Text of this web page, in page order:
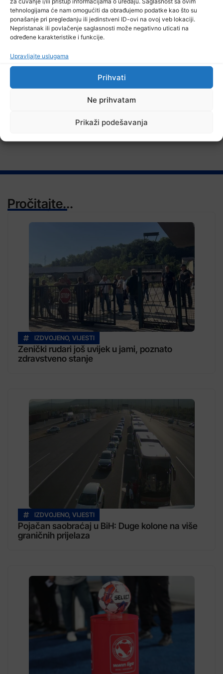
tehnologijama će nam omogućiti da obrađujemo podatke kao što su
ponašanje pri pregledanju ili jedinstveni ID-ovi na ovoj veb lokaciji.
Nepristanak ili povlačenje saglasnosti može negativno uticati na
određene karakteristike i funkcije.
Upravljajte uslugama
Prihvati
Ne prihvatam
Prikaži podešavanja
6 Augusta, 2026
Misija OSCE u BiH: Novinari moraju imati mogućnost da svoj posao
obavljaju slobodno i sigurno
TV RASPORED
Pročitajte...
IZDVOJENO, VIJESTI
Zenički rudari još uvijek u jami, poznato
zdravstveno stanje
IZDVOJENO, VIJESTI
Pojačan saobraćaj u BiH: Duge kolone na više
graničnih prijelaza